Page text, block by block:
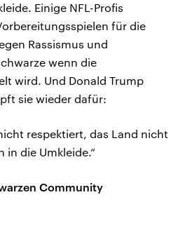
Einige NFL-Profis
für die
Rassismus und
wenn die
wird. Und Donald Trump
sie wieder dafür:
respektiert, das Land nicht
die Umkleide.“
Community